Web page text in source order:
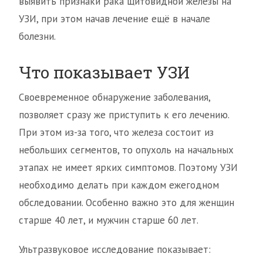
УЗИ, при этом начав лечение ещё в начале
болезни.
Что показывает УЗИ
Своевременное обнаружение заболевания,
позволяет сразу же приступить к его лечению.
При этом из-за того, что железа состоит из
небольших сегментов, то опухоль на начальных
этапах не имеет ярких симптомов. Поэтому УЗИ
необходимо делать при каждом ежегодном
обследовании. Особенно важно это для женщин
старше 40 лет, и мужчин старше 60 лет.
Ультразвуковое исследование показывает: